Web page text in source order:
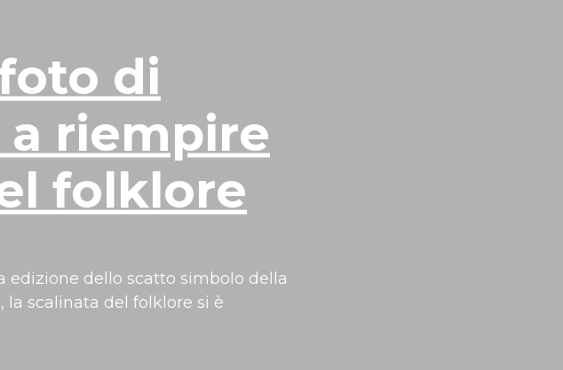
di
riempire
folklore
edizione dello scatto simbolo della
la scalinata del folklore si è